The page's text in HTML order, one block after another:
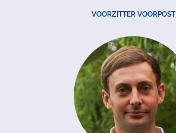
VOORZITTER VOORPOST